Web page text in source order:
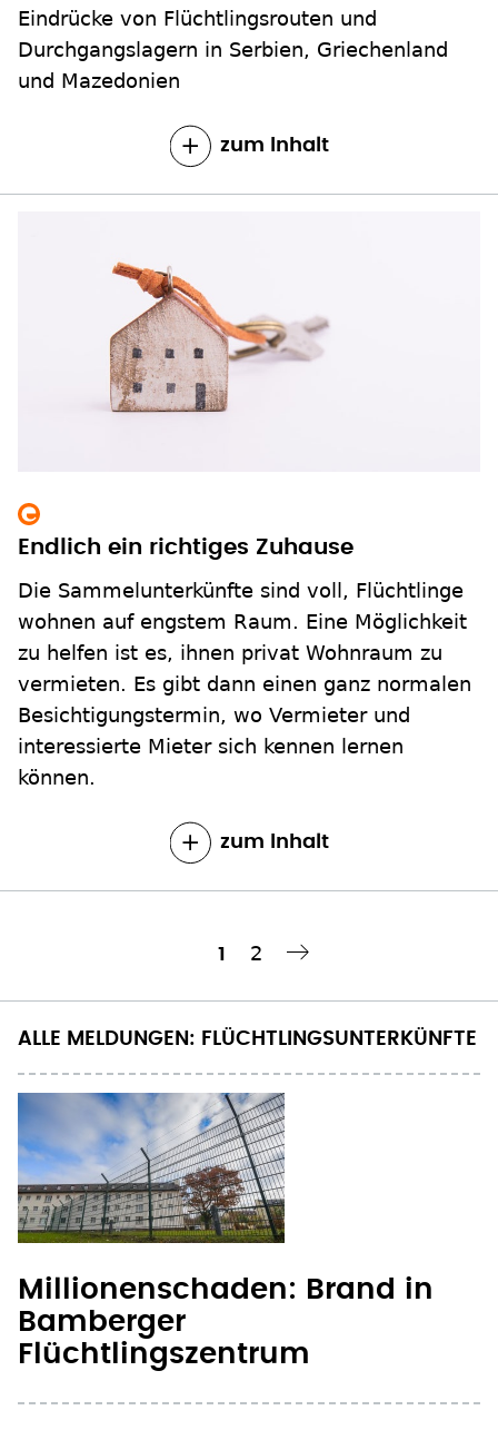
Eindrücke von Flüchtlingsrouten und
Durchgangslagern in Serbien, Griechenland
und Mazedonien
zum Inhalt
Endlich ein richtiges Zuhause
Die Sammelunterkünfte sind voll, Flüchtlinge
wohnen auf engstem Raum. Eine Möglichkeit
zu helfen ist es, ihnen privat Wohnraum zu
vermieten. Es gibt dann einen ganz normalen
Besichtigungstermin, wo Vermieter und
interessierte Mieter sich kennen lernen
können.
zum Inhalt
Aktuelle
1 Seite
2
ALLE MELDUNGEN: FLÜCHTLINGSUNTERKÜNFTE
Millionenschaden: Brand in
Bamberger
Flüchtlingszentrum